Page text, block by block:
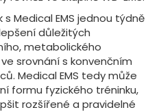
Medical EMS jednou týdně
důležitých
metabolického
srovnání s konvenčním
Medical EMS tedy může
formu fyzického tréninku,
rozšířené a pravidelné